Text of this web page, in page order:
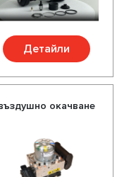
Детайли
окачване